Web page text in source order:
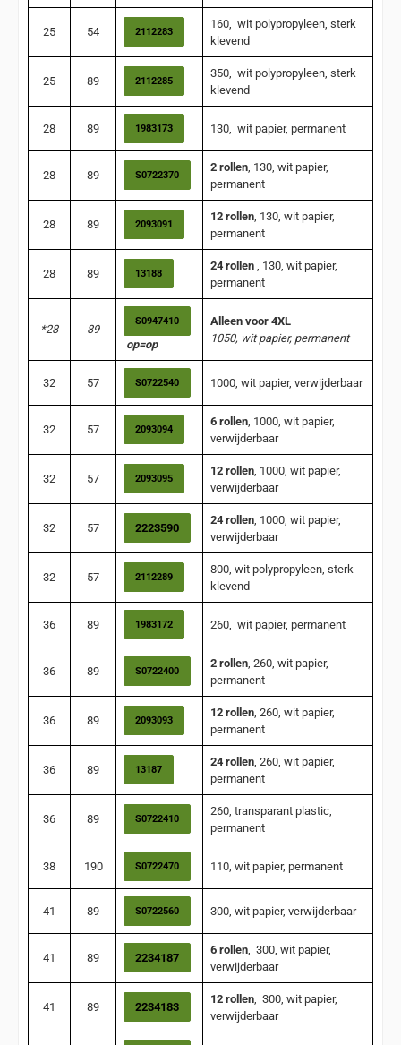
25 54 2112283
160, wit polypropyleen, sterk
klevend
25 89 2112285
350, wit polypropyleen, sterk
klevend
28 89 1983173 130, wit papier, permanent
28 89 S0722370
2 rollen, 130, wit papier,
permanent
28 89 2093091
12 rollen, 130, wit papier,
permanent
28 89 13188
24 rollen , 130, wit papier,
permanent
*28 89
S0947410
op=op
Alleen voor 4XL
1050, wit papier, permanent
32 57 S0722540 1000, wit papier, verwijderbaar
32 57 2093094
6 rollen, 1000, wit papier,
verwijderbaar
32 57 2093095
12 rollen, 1000, wit papier,
verwijderbaar
32 57 2223590
24 rollen, 1000, wit papier,
verwijderbaar
32 57 2112289
800, wit polypropyleen, sterk
klevend
36 89 1983172 260, wit papier, permanent
36 89 S0722400
2 rollen, 260, wit papier,
permanent
36 89 2093093
12 rollen, 260, wit papier,
permanent
36 89 13187
24 rollen, 260, wit papier,
permanent
36 89 S0722410
260, transparant plastic,
permanent
38 190 S0722470 110, wit papier, permanent
41 89 S0722560 300, wit papier, verwijderbaar
41 89 2234187
6 rollen, 300, wit papier,
verwijderbaar
41 89 2234183
12 rollen, 300, wit papier,
verwijderbaar